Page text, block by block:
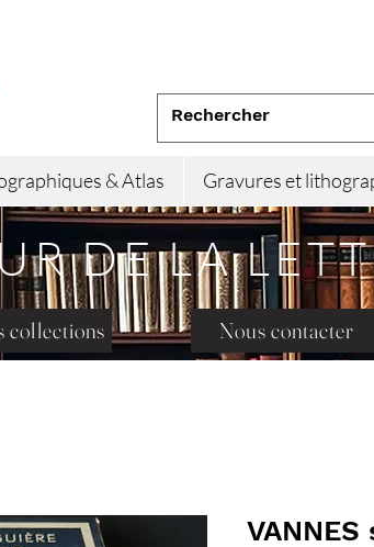
& Atlas Gravures et
DE LA
collections Nous contacter